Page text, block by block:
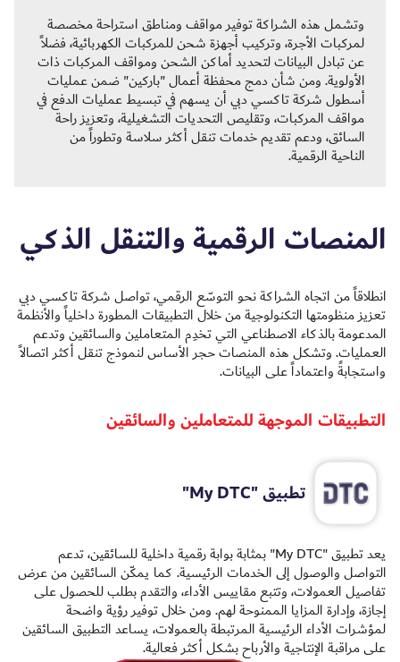
وتشمل هذه الشراكة توفير مواقف ومناطق استراحة مخصصة
لمركبات الأجرة، وتركيب أجهزة شحن للمركبات الكهربائية، فضلاً
عن تبادل البيانات لتحديد أماكن الشحن ومواقف المركبات ذات
الأولوية. ومن شأن دمج محفظة أعمال "باركين" ضمن عمليات
أسطول شركة تاكسي دبي أن يسهم في تبسيط عمليات الدفع في
مواقف المركبات، وتقليص التحديات التشغيلية، وتعزيز راحة
السائق، ودعم تقديم خدمات تنقل أكثر سلاسة وتطوراً من
الناحية الرقمية.
المنصات الرقمية والتنقل الذكي
انطلاقاً من اتجاه الشراكة نحو التوسّع الرقمي، تواصل شركة تاكسي دبي
تعزيز منظومتها التكنولوجية من خلال التطبيقات المطورة داخلياً والأنظمة
المدعومة بالذكاء الاصطناعي التي تخدِم المتعاملين والسائقين وتدعم
العمليات. وتشكل هذه المنصات حجر الأساس لنموذج تنقل أكثر اتصالاً
واستجابةً واعتماداً على البيانات.
التطبيقات الموجهة للمتعاملين والسائقين
تطبيق "My DTC"
يعد تطبيق "My DTC" بمثابة بوابة رقمية داخلية للسائقين، تدعم
التواصل والوصول إلى الخدمات الرئيسية. كما يمكّن السائقين من عرض
تفاصيل العمولات، وتتبع مقاييس الأداء، والتقدم بطلب للحصول على
إجازة، وإدارة المزايا الممنوحة لهم. ومن خلال توفير رؤية واضحة
لمؤشرات الأداء الرئيسية المرتبطة بالعمولات، يساعد التطبيق السائقين
على مراقبة الإنتاجية والأرباح بشكل أكثر فعالية.